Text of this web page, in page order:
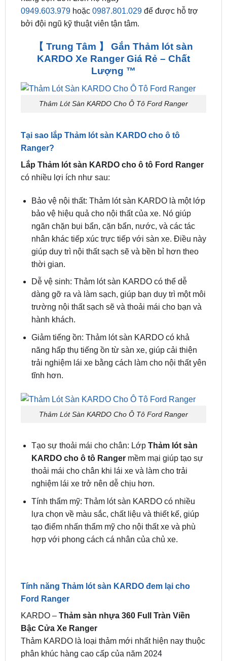
Thảm lót sàn KARDO xe hơi cao cấp, chính hãng
uy tín. Bảo hành chuẩn mực dài hạn. Hỗ trợ khách
0949.603.979hoặc0987.801.029để được hỗ trợ
bởi đội ngũ kỹ thuật viên tận tâm.
【 Trung Tâm 】 Gắn Thảm lót sàn
KARDO Xe Ranger Giá Rẻ – Chất
Thảm Lót Sàn KARDO Cho Ô Tô Ford Ranger
Tại sao lắp Thảm lót sàn KARDO cho ô tô
Lắp Thảm lót sàn KARDO cho ô tô Ford Ranger
có nhiều lợi ích như sau:
Bảo vệ nội thất: Thảm lót sàn KARDO là một lớp
bảo vệ hiệu quả cho nội thất của xe. Nó giúp
ngăn chặn bụi bẩn, cặn bẩn, nước, và các tác
nhân khác tiếp xúc trực tiếp với sàn xe. Điều này
giúp duy trì nội thất sạch sẽ và bền bỉ hơn theo
thời gian.
Dễ vệ sinh: Thảm lót sàn KARDO có thể dễ
dàng gỡ ra và làm sạch, giúp bạn duy trì một môi
trường nội thất sạch sẽ và thoải mái cho bạn và
hành khách.
Giảm tiếng ồn: Thảm lót sàn KARDO có khả
trải nghiệm lái xe bằng cách làm cho nội thất yên
tĩnh hơn.
Thảm Lót Sàn KARDO Cho Ô Tô Ford Ranger
Tạo sự thoải mái cho chân: LớpThảm lót sàn
KARDO cho ô tô Rangermềm mại giúp tạo sự
thoải mái cho chân khi lái xe và làm cho trải
nghiệm lái xe trở nên dễ chịu hơn.
Tính thẩm mỹ: Thảm lót sàn KARDO có nhiều
Tính năng Thảm lót sàn KARDO đem lại cho
Ford Ranger
KARDO – Thảm sàn nhựa 360 Full Tràn Viền